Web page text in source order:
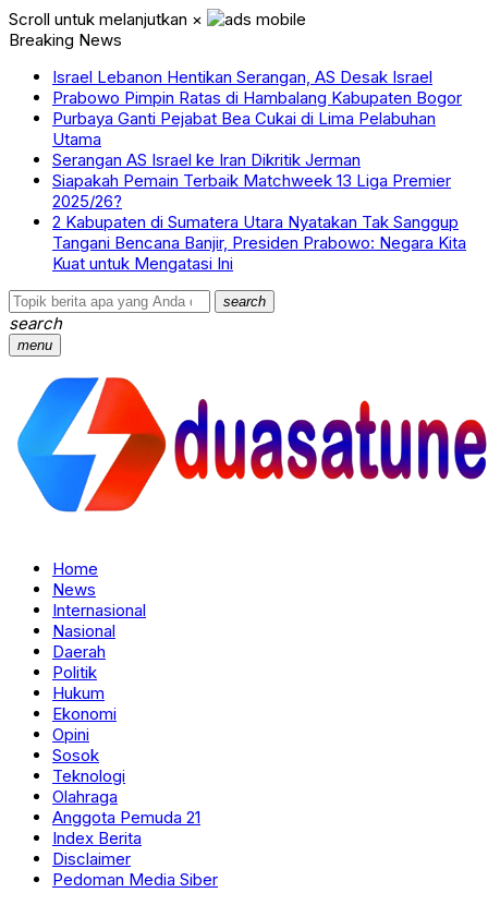
Scroll untuk melanjutkan ×
Breaking News
Israel Lebanon Hentikan Serangan, AS Desak Israel
Prabowo Pimpin Ratas di Hambalang Kabupaten Bogor
Purbaya Ganti Pejabat Bea Cukai di Lima Pelabuhan
Utama
Serangan AS Israel ke Iran Dikritik Jerman
Siapakah Pemain Terbaik Matchweek 13 Liga Premier
2025/26?
2 Kabupaten di Sumatera Utara Nyatakan Tak Sanggup
Tangani Bencana Banjir, Presiden Prabowo: Negara Kita
Kuat untuk Mengatasi Ini
search
search
menu
Home
News
Internasional
Nasional
Daerah
Politik
Hukum
Ekonomi
Opini
Sosok
Teknologi
Olahraga
Anggota Pemuda 21
Index Berita
Disclaimer
Pedoman Media Siber